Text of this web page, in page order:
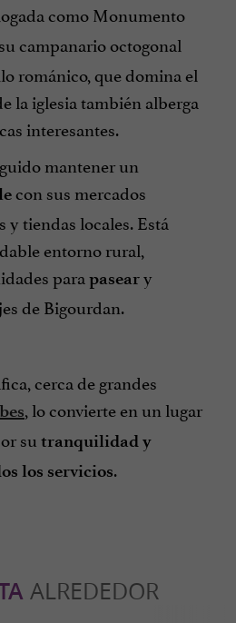
como Monumento
su campanario octogonal
románico, que domina el
la iglesia también alberga
interesantes.
mantener un
con sus mercados
tiendas locales. Está
entorno rural,
para paseary
de Bigourdan.
cerca de grandes
, lo convierte en un lugar
su tranquilidad y
los servicios.
ALREDEDOR